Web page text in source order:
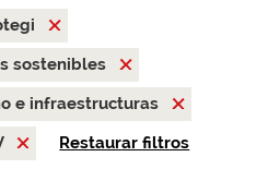
sostenibles
e infraestructuras
Restaurar filtros